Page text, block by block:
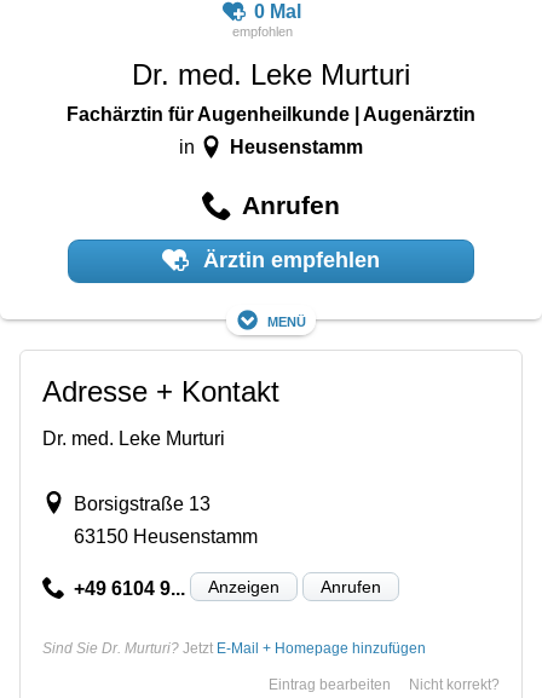
0 Mal
Dr. med. Leke Murturi
Fachärztin für Augenheilkunde | Augenärztin
in Heusenstamm
Anrufen
Ärztin empfehlen
Menü
Adresse + Kontakt
Dr. med. Leke Murturi
Borsigstraße 13
63150 Heusenstamm
+49 6104 9... Anzeigen Anrufen
Sind Sie Dr. Murturi? Jetzt E-Mail + Homepage hinzufügen
Nicht korrekt?
Eintrag bearbeiten